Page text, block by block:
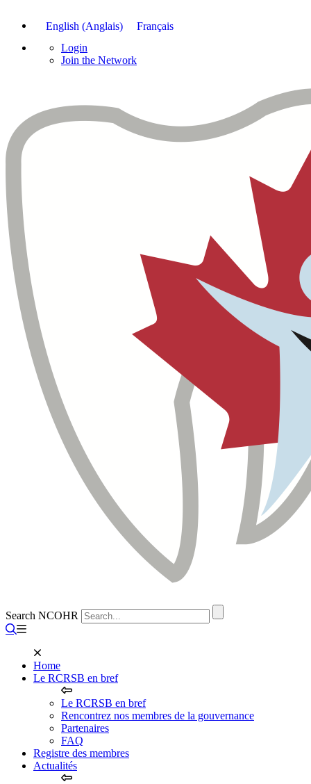
English (Anglais)
Français
Login
Join the Network
Search NCOHR
Home
Le RCRSB en bref
Le RCRSB en bref
Rencontrez nos membres de la gouvernance
Partenaires
FAQ
Registre des membres
Actualités